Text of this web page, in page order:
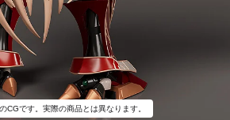
です。実際の商品とは異なります。